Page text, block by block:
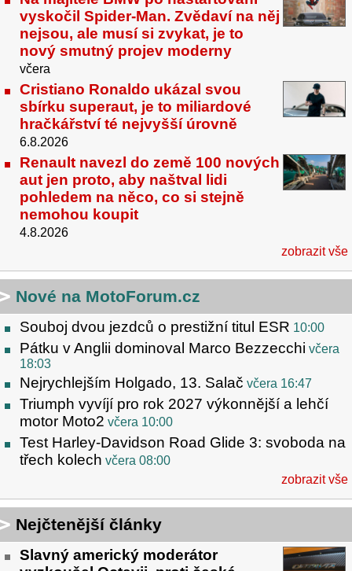
vyskočil Spider-Man. Zvědaví na něj
nejsou, ale musí si zvykat, je to
nový smutný projev moderny
včera
Cristiano Ronaldo ukázal svou
sbírku superaut, je to miliardové
hračkářství té nejvyšší úrovně
6.8.2026
Renault navezl do země 100 nových
aut jen proto, aby naštval lidi
pohledem na něco, co si stejně
nemohou koupit
4.8.2026
zobrazit vše
Nové na MotoForum.cz
Souboj dvou jezdců o prestižní titul ESR 10:00
Pátku v Anglii dominoval Marco Bezzecchi včera
18:03
Nejrychlejším Holgado, 13. Salač včera 16:47
Triumph vyvíjí pro rok 2027 výkonnější a lehčí
motor Moto2 včera 10:00
Test Harley-Davidson Road Glide 3: svoboda na
třech kolech včera 08:00
zobrazit vše
Nejčtenější články
Slavný americký moderátor